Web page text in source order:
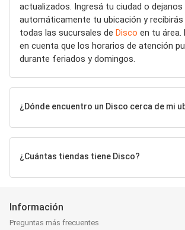
actualizados. Ingresá tu ciudad o
automáticamente tu ubicación y recibirás
todas las sucursales de Disco en tu
en cuenta que los horarios de atención
durante feriados y domingos.
¿Dónde encuentro un Disco cerca de mi
¿Cuántas tiendas tiene Disco?
Información
Preguntas más frecuentes